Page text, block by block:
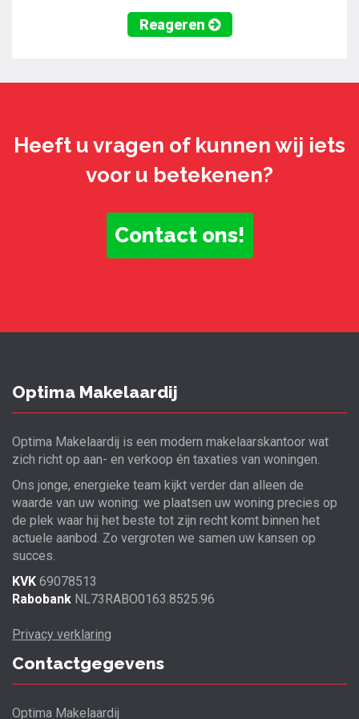
Reageren
Heeft u vragen of kunnen wij iets
voor u betekenen?
Contact ons!
Optima Makelaardij
Optima Makelaardij is een modern makelaarskantoor wat
zich richt op aan- en verkoop én taxaties van woningen.
Ons jonge, energieke team kijkt verder dan alleen de
waarde van uw woning: we plaatsen uw woning precies op
de plek waar hij het beste tot zijn recht komt binnen het
actuele aanbod. Zo vergroten we samen uw kansen op
succes.
KVK 69078513
Rabobank NL73RABO0163.8525.96
Privacy verklaring
Contactgegevens
Optima Makelaardij